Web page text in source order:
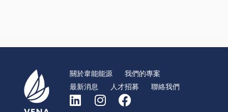
關於韋能能源
我們的專案
最新消息
人才招募 聯絡我們